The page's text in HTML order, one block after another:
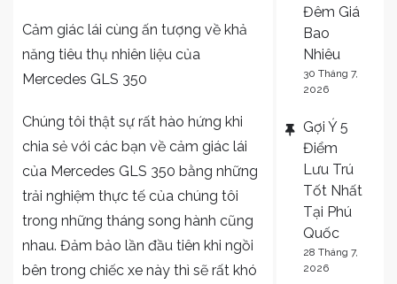
Cảm giác lái cùng ấn tượng về khả
năng tiêu thụ nhiên liệu của
Mercedes GLS 350
Chúng tôi thật sự rất hào hứng khi
chia sẻ với các bạn về cảm giác lái
của Mercedes GLS 350 bằng những
trải nghiệm thực tế của chúng tôi
trong những tháng song hành cũng
nhau. Đảm bảo lần đầu tiên khi ngồi
bên trong chiếc xe này thì sẽ rất khó
Đêm Giá
Bao
Nhiêu
30 Tháng 7,
2026
Gợi Ý 5
Điểm
Lưu Trú
Tốt Nhất
Tại Phú
Quốc
28 Tháng 7,
2026